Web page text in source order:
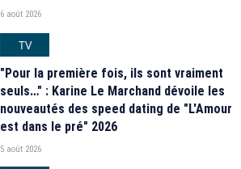
6 août 2026
TV
"Pour la première fois, ils sont vraiment
seuls…" : Karine Le Marchand dévoile les
nouveautés des speed dating de "L'Amour
est dans le pré" 2026
5 août 2026